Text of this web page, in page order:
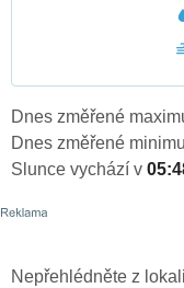
Dnes změřené
Dnes změřené
Slunce vychází v
Nepřehlédněte z